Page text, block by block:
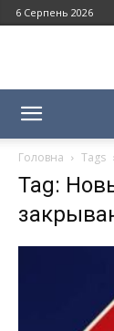
6 Серпень 2026
Головна Tags
Tag: